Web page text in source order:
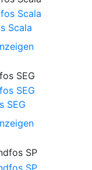
Scala
SEG